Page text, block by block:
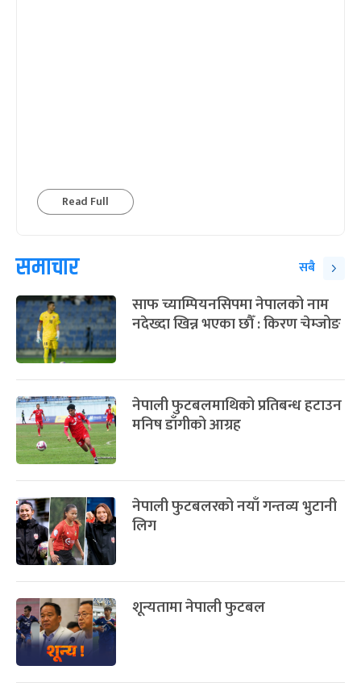
Read Full
समाचार सबै
साफ च्याम्पियनसिपमा नेपालको नाम
नदेख्दा खिन्न भएका छौँ : किरण चेम्जोङ
नेपाली फुटबलमाथिको प्रतिबन्ध हटाउन
मनिष डाँगीको आग्रह
नेपाली फुटबलरको नयाँ गन्तव्य भुटानी
लिग
शून्यतामा नेपाली फुटबल